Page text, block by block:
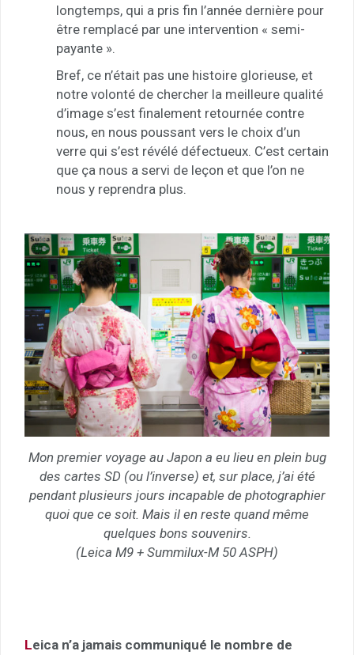
longtemps, qui a pris fin l’année dernière pour
être remplacé par une intervention « semi-
payante ».
Bref, ce n’était pas une histoire glorieuse, et
notre volonté de chercher la meilleure qualité
d’image s’est finalement retournée contre
nous, en nous poussant vers le choix d’un
verre qui s’est révélé défectueux. C’est certain
que ça nous a servi de leçon et que l’on ne
nous y reprendra plus.
Mon premier voyage au Japon a eu lieu en plein bug
des cartes SD (ou l’inverse) et, sur place, j’ai été
pendant plusieurs jours incapable de photographier
quoi que ce soit. Mais il en reste quand même
quelques bons souvenirs.
(Leica M9 + Summilux-M 50 ASPH)
Leica n’a jamais communiqué le nombre de